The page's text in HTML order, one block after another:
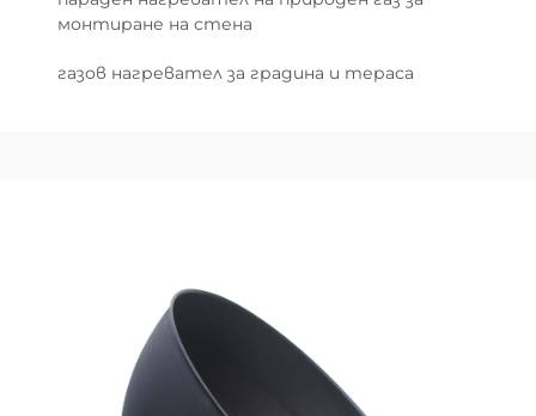
монтиране на стена
газов нагревател за градина и тераса